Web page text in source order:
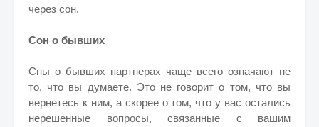
через сон.
Сон о бывших
Сны о бывших партнерах чаще всего означают не
то, что вы думаете. Это не говорит о том, что вы
вернетесь к ним, а скорее о том, что у вас остались
нерешенные вопросы, связанные с вашим